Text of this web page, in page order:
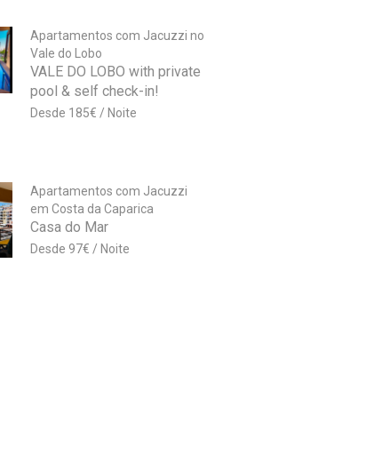
Apartamentos com Jacuzzi no
Vale do Lobo
VALE DO LOBO with private
pool & self check-in!
185€
Apartamentos com Jacuzzi
em Costa da Caparica
Casa do Mar
97€